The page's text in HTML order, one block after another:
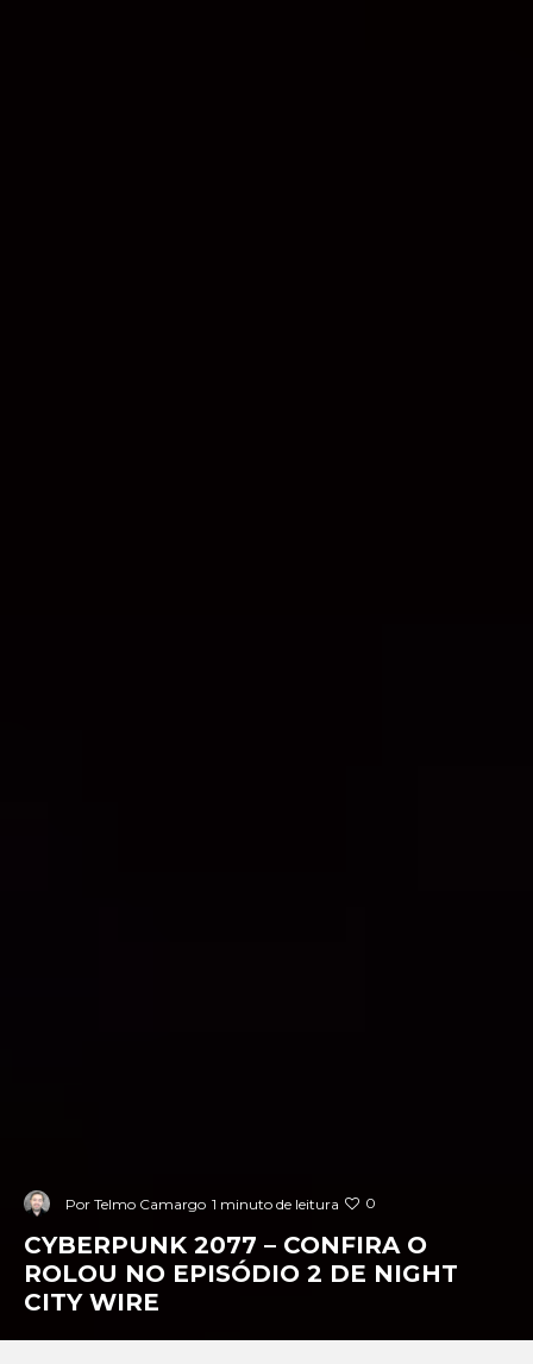
Por Telmo Camargo 1 minuto de leitura 0
CYBERPUNK 2077 – CONFIRA O
ROLOU NO EPISÓDIO 2 DE NIGHT
CITY WIRE